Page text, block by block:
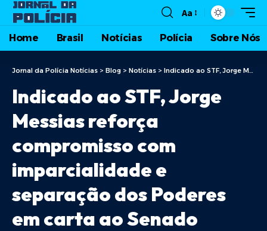
Aa
Home Brasil Notícias Polícia Sobre Nós
Jornal da Polícia Notícias > Blog > Notícias > Indicado ao STF, Jorge Messias reforça compromisso com imparcialidade e separação dos Poderes em carta ao Senado
Indicado ao STF, Jorge
Messias reforça
compromisso com
imparcialidade e
separação dos Poderes
em carta ao Senado